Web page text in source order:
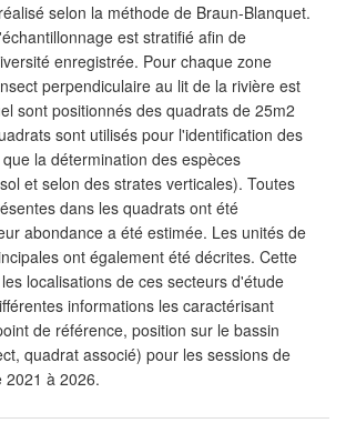
selon la méthode de Braun-Blanquet.
est stratifié afin de
enregistrée. Pour chaque zone
perpendiculaire au lit de la rivière est
sont positionnés des quadrats de 25m2
sont utilisés pour l'identification des
la détermination des espèces
et selon des strates verticales). Toutes
dans les quadrats ont été
abondance a été estimée. Les unités de
ont également été décrites. Cette
localisations de ces secteurs d'étude
informations les caractérisant
de référence, position sur le bassin
quadrat associé) pour les sessions de
2021 à 2026.